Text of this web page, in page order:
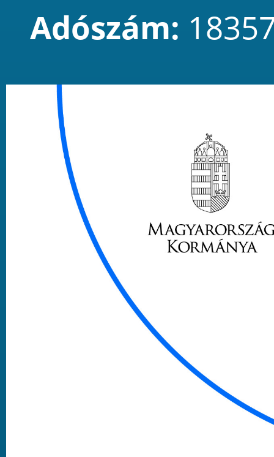
Adószám: